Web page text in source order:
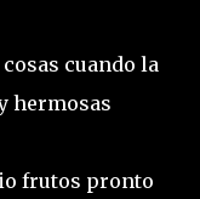
cuando la
hermosas
frutos pronto